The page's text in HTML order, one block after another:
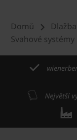
Domů
Svahové systémy
Největší